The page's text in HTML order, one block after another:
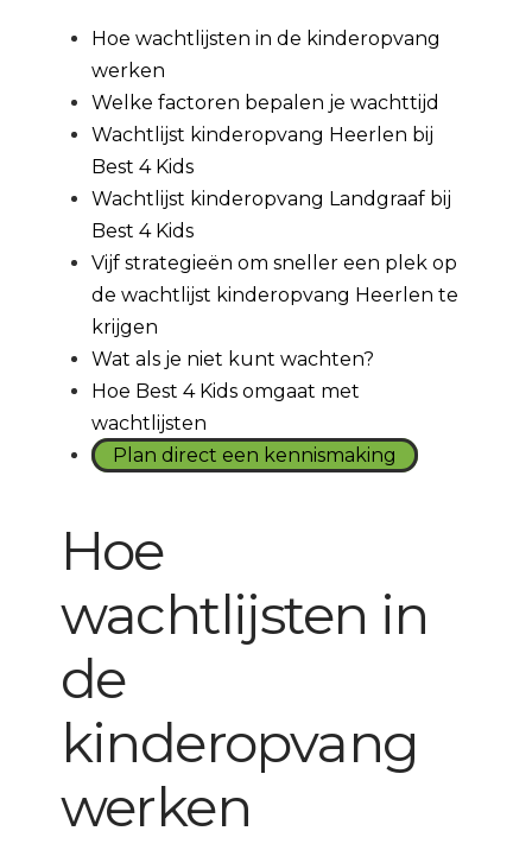
Hoe wachtlijsten in de kinderopvang
werken
Welke factoren bepalen je wachttijd
Wachtlijst kinderopvang Heerlen bij
Best 4 Kids
Wachtlijst kinderopvang Landgraaf bij
Best 4 Kids
Vijf strategieën om sneller een plek op
de wachtlijst kinderopvang Heerlen te
krijgen
Wat als je niet kunt wachten?
Hoe Best 4 Kids omgaat met
wachtlijsten
Plan direct een kennismaking
Hoe
wachtlijsten in
de
kinderopvang
werken